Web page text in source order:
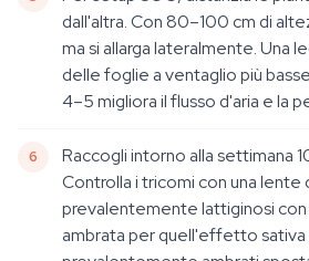
dall'altra. Con 80–100 cm di
ma si allarga lateralmente. Una
delle foglie a ventaglio più
4–5 migliora il flusso d'aria e la
Raccogli intorno alla settimana
Controlla i tricomi con una lente
prevalentemente lattiginosi
ambrata per quell'effetto